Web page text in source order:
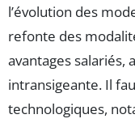
l’évolution des
refonte des
avantages salariés,
intransigeante. Il
technologiques,